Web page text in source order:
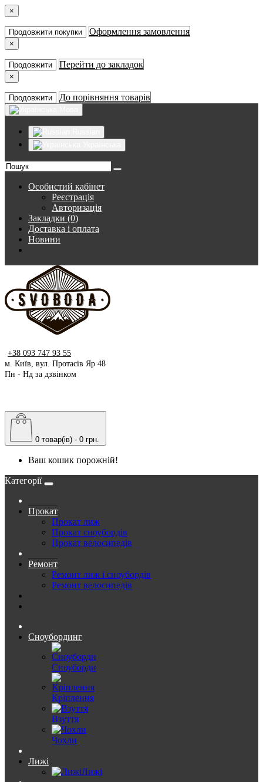
×
Продовжити покупки Оформлення замовлення
×
Продовжити Перейти до закладок
×
Продовжити До порівняння товарів
Особистий кабінет
Реєстрація
Авторизація
Закладки (0)
Доставка і оплата
Новини
+38 093 747 93 55
м. Київ, вул. Протасів Яр 48
Пн - Нд за дзвінком
0 товар(ів) - 0 грн.
Ваш кошик порожній!
Категорії
Прокат
Прокат лиж
Прокат сноубордів
Прокат велосипедів
Ремонт
Ремонт лиж і сноубордів
Ремонт велосипедів
Сноубординг
Сноуборди
Кріплення
Взуття
Чохли
Лижі
Лижі